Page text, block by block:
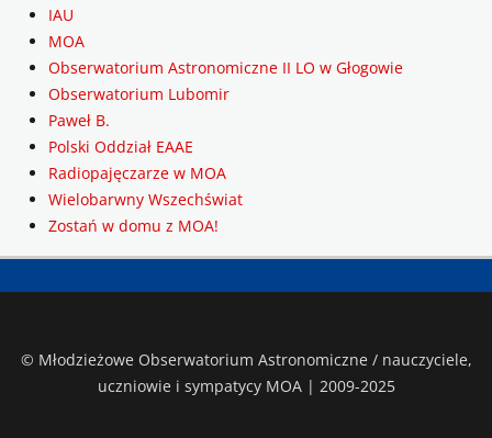
IAU
MOA
Obserwatorium Astronomiczne II LO w Głogowie
Obserwatorium Lubomir
Paweł B.
Polski Oddział EAAE
Radiopajęczarze w MOA
Wielobarwny Wszechświat
Zostań w domu z MOA!
© Młodzieżowe Obserwatorium Astronomiczne / nauczyciele,
uczniowie i sympatycy MOA | 2009-2025